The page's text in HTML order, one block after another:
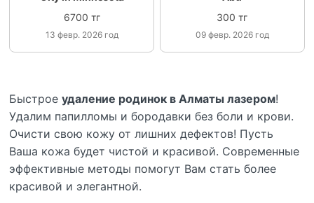
6700 тг
13 февр. 2026 год
300 тг
09 февр. 2026 год
Быстроеудаление родинок в Алматы лазером!
Удалим папилломы и бородавки без боли и крови.
Очисти свою кожу от лишних дефектов! Пусть
Ваша кожа будет чистой и красивой. Современные
эффективные методы помогут Вам стать более
красивой и элегантной.